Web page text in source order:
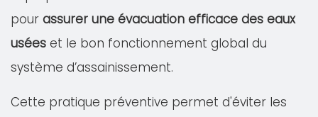
pour assurer une évacuation efficace des eaux
usées et le bon fonctionnement global du
système d’assainissement.
Cette pratique préventive permet d'éviter les